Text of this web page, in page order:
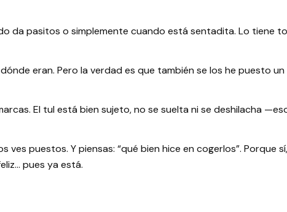
da pasitos o simplemente cuando está sentadita. Lo tiene
eran. Pero la verdad es que también se los he puesto
El tul está bien sujeto, no se suelta ni se deshilacha
puestos. Y piensas: “qué bien hice en cogerlos”. Porque
pues ya está.